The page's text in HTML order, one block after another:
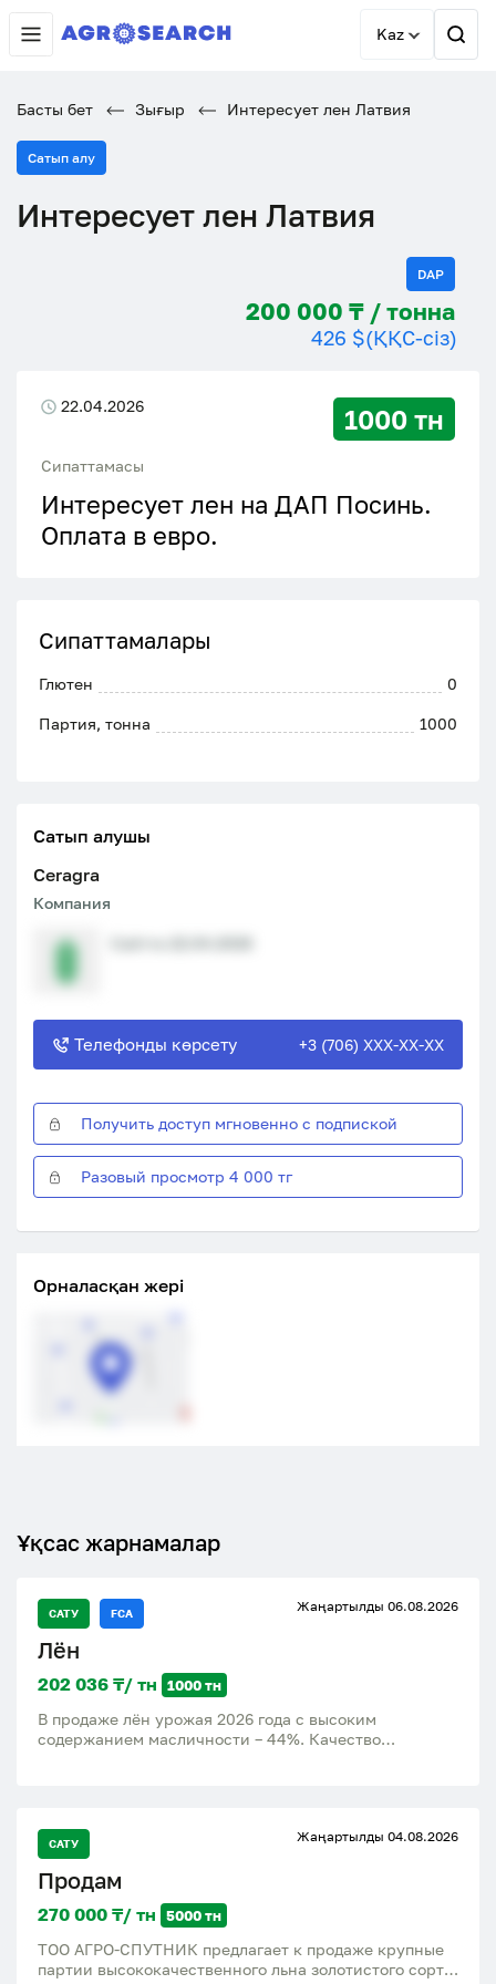
Kaz
Басты бет Зығыр Интересует лен Латвия
Сатып алу
Интересует лен Латвия
DAP
200 000 ₸ / тонна
426 $(ҚҚС-сіз)
22.04.2026 1000 тн
Сипаттамасы
Интересует лен на ДАП Посинь.
Оплата в евро.
Сипаттамалары
Глютен 0
Партия, тонна 1000
Сатып алушы
Ceragra
Компания
Телефонды көрсету +3 (706) XXX-XX-XX
Получить доступ мгновенно с подпиской
Разовый просмотр 4 000 тг
Орналасқан жері
Ұқсас жарнамалар
САТУ FCA Жаңартылды 06.08.2026
Лён
202 036 ₸/ тн 1000 тн
В продаже лён урожая 2026 года с высоким
содержанием масличности – 44%. Качество
сотрудничества и можем организовать доставку
непосредственно до вашего пункта назначения,
обеспечивая удобство и экономию времени для
наших клиентов
САТУ Жаңартылды 04.08.2026
Продам
270 000 ₸/ тн 5000 тн
ТОО АГРО-СПУТНИК предлагает к продаже крупные
партии высококачественного льна золотистого сорта,